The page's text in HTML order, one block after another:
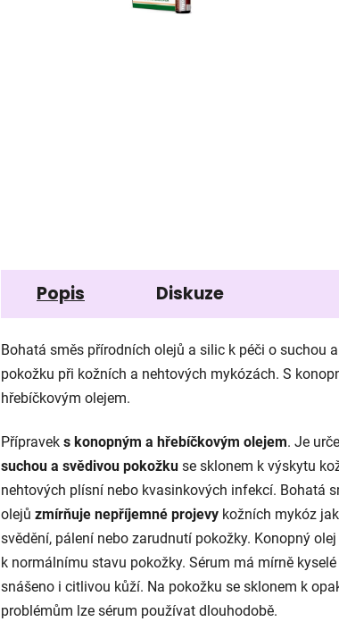
Popis Diskuze
Bohatá směs přírodních olejů a silic k péči o suchou
pokožku při kožních a nehtových mykózách. S
hřebíčkovým olejem.
Přípravek s konopným a hřebíčkovým olejem. Je
suchou a svědivou pokožku se sklonem k výskytu
nehtových plísní nebo kvasinkových infekcí. Bohatá
olejů zmírňuje nepříjemné projevy kožních mykóz
svědění, pálení nebo zarudnutí pokožky. Konopný
k normálnímu stavu pokožky. Sérum má mírně
snášeno i citlivou kůží. Na pokožku se sklonem k
problémům lze sérum používat dlouhodobě.